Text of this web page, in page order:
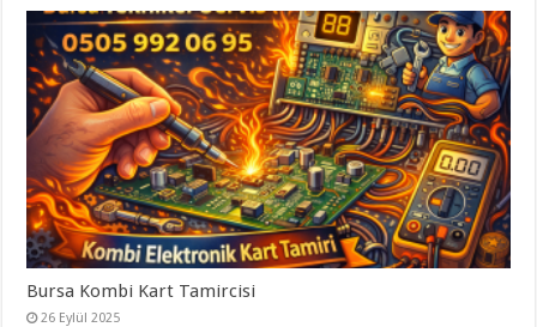
Bursa Kombi Kart Tamircisi
26 Eylül 2025